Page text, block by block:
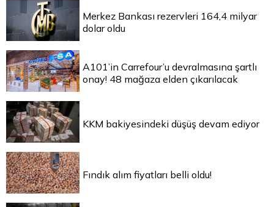
Merkez Bankası rezervleri 164,4 milyar
dolar oldu
A101’in Carrefour’u devralmasına şartlı
onay! 48 mağaza elden çıkarılacak
KKM bakiyesindeki düşüş devam ediyor
Fındık alım fiyatları belli oldu!